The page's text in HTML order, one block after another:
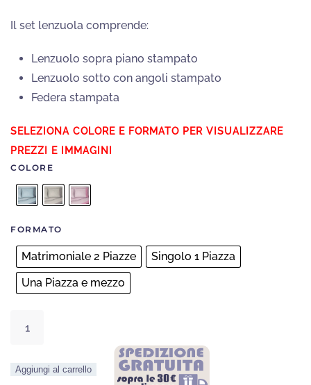
Il set lenzuola comprende:
Lenzuolo sopra piano stampato
Lenzuolo sotto con angoli stampato
Federa stampata
COLORE
FORMATO
Matrimoniale 2 Piazze
Singolo 1 Piazza
Una Piazza e mezzo
dreams
Aggiungi al carrello